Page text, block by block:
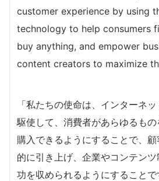
customer experience by using
technology to help consumers
buy anything, and empower
content creators to maximize
「私たちの使命は、インターネ
駆使して、消費者があらゆるもの
購入できるようにすることで、
的に引き上げ、企業やコンテン
功を収められるようにすることで